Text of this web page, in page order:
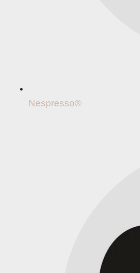
Nespresso®